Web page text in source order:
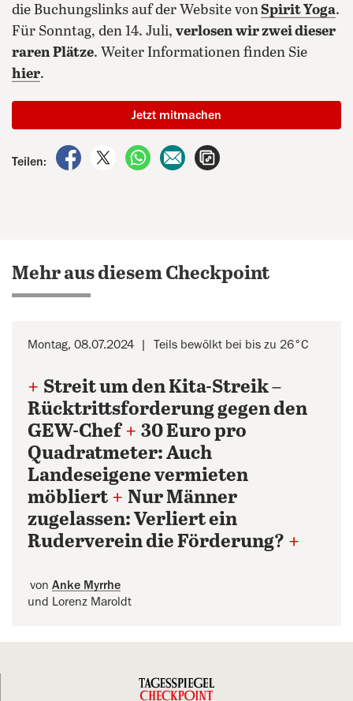
die Buchungslinks auf der Website von Spirit Yoga.
Für Sonntag, den 14. Juli, verlosen wir zwei dieser
raren Plätze. Weiter Informationen finden Sie
hier.
Teilen:
auf Facebook teilen
auf X teilenper WhatsApp teilen
per E-Mail teilen
Jetzt mitmachen
Mehr aus diesem Checkpoint
Montag, 08.07.2024 Teils bewölkt bei bis zu 26°C
+ Streit um den Kita-Streik –
Rücktrittsforderung gegen den
GEW-Chef + 30 Euro pro
Quadratmeter: Auch
Landeseigene vermieten
möbliert + Nur Männer
zugelassen: Verliert ein
Ruderverein die Förderung? +
von Anke Myrrhe
und Lorenz Maroldt